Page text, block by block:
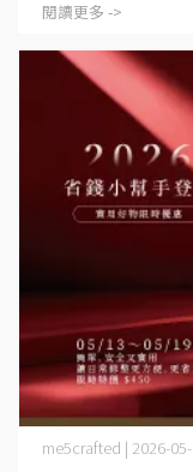
閱讀更多 ->
me5crafted | 2026-